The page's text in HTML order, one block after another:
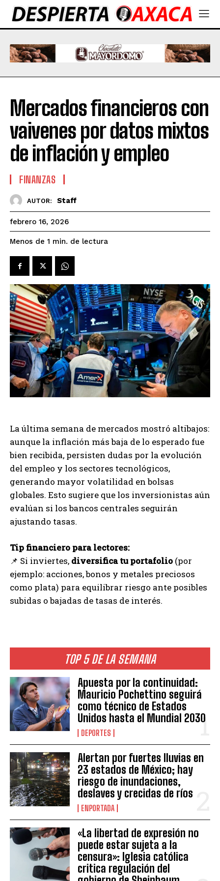
TOP 5 DE LA SEMANA
Apuesta por la continuidad:
Mauricio Pochettino seguirá
como técnico de Estados
Unidos hasta el Mundial 2030
DEPORTES
Alertan por fuertes lluvias en
23 estados de México; hay
riesgo de inundaciones,
deslaves y crecidas de ríos
ENPORTADA
«La libertad de expresión no
puede estar sujeta a la
censura»: Iglesia católica
critica regulación del
Mercados financieros con
vaivenes por datos mixtos
de inflación y empleo
FINANZAS
AUTOR: Staff
febrero 16, 2026
Menos de 1 min. de lectura
La última semana de mercados mostró altibajos:
aunque la inflación más baja de lo esperado fue
bien recibida, persisten dudas por la evolución
del empleo y los sectores tecnológicos,
generando mayor volatilidad en bolsas
globales. Esto sugiere que los inversionistas aún
evalúan si los bancos centrales seguirán
ajustando tasas.
Tip financiero para lectores:
📌 Si inviertes, diversifica tu portafolio (por
ejemplo: acciones, bonos y metales preciosos
como plata) para equilibrar riesgo ante posibles
subidas o bajadas de tasas de interés.